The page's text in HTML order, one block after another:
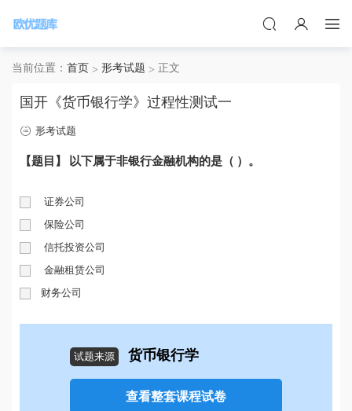
当前位置： 首页 形考试题 正文
国开《货币银行学》过程性测试一
形考试题
【题目】 以下属于非银行金融机构的是（ ）。
证券公司
保险公司
信托投资公司
金融租赁公司
财务公司
试题来源 货币银行学
查看整套课程试卷